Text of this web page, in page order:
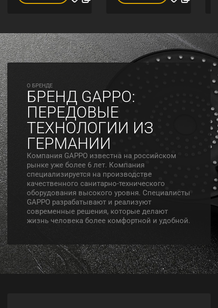
O БРЕНДЕ
БРЕНД GAPPO:
ПЕРЕДОВЫЕ
ТЕХНОЛОГИИ ИЗ
ГЕРМАНИИ
Компания GAPPO известна на российском
рынке уже более 6 лет. Компания
специализируется на производстве
качественного санитарно-технического
оборудования высокого уровня. Специалисты
GAPPO разрабатывают и реализуют
современные решения, которые делают
жизнь человека более комфортной и удобной.